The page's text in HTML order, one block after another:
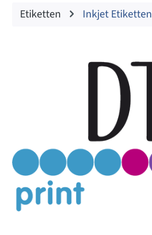
Etiketten Inkjet Etiketten